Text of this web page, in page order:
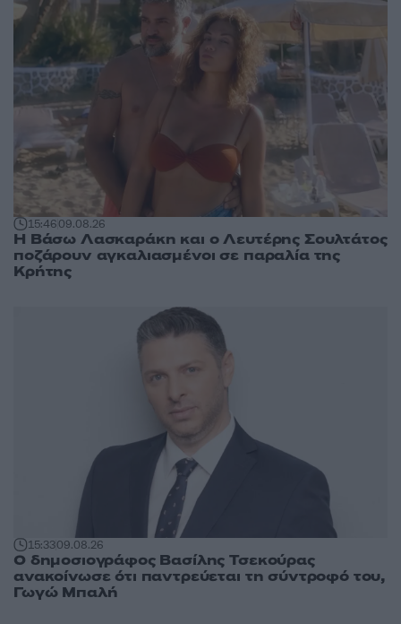
15:4609.08.26
Η Βάσω Λασκαράκη και ο Λευτέρης Σουλτάτος
ποζάρουν αγκαλιασμένοι σε παραλία της
Κρήτης
15:3309.08.26
Ο δημοσιογράφος Βασίλης Τσεκούρας
ανακοίνωσε ότι παντρεύεται τη σύντροφό του,
Γωγώ Μπαλή